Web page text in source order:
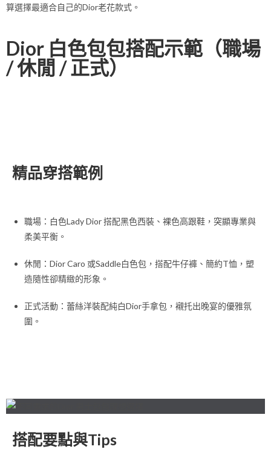
算選擇最適合自己的Dior老花款式。
Dior 白色包包搭配示範（職場
/ 休閒 / 正式）
精品穿搭範例
職場：白色Lady Dior 搭配黑色西裝、裸色高跟鞋，突顯專業與
柔美平衡。
休閒：Dior Caro 或Saddle白色包，搭配牛仔褲、簡約T恤，塑
造隨性卻精緻的形象。
正式活動：蕾絲洋裝配純白Dior手拿包，襯托出晚宴的優雅氛
圍。
搭配要點與Tips